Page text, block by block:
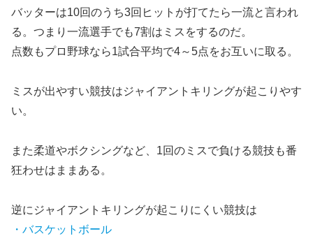
バッターは10回のうち3回ヒットが打てたら一流と言われ
る。つまり一流選手でも7割はミスをするのだ。
点数もプロ野球なら1試合平均で4～5点をお互いに取る。
ミスが出やすい競技はジャイアントキリングが起こりやす
い。
また柔道やボクシングなど、1回のミスで負ける競技も番
狂わせはままある。
逆にジャイアントキリングが起こりにくい競技は
・バスケットボール